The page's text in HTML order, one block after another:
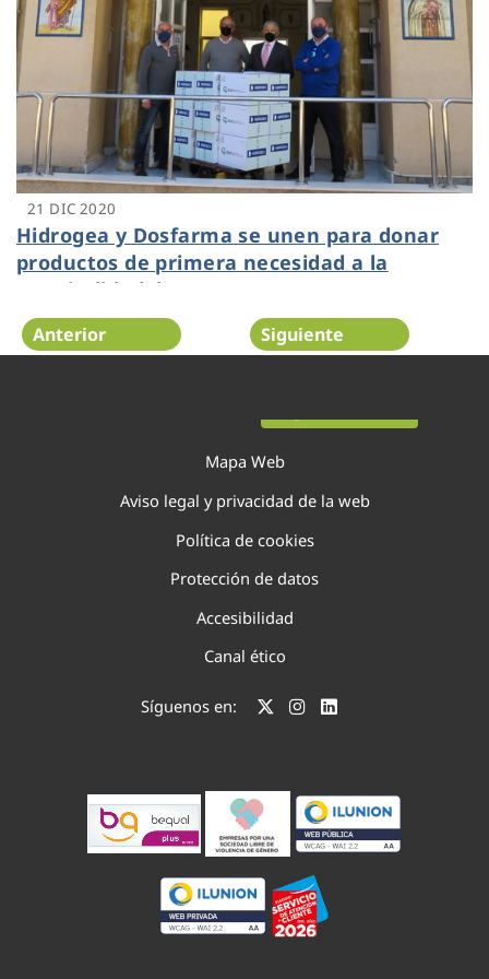
21 DIC 2020
Hidrogea y Dosfarma se unen para donar
productos de primera necesidad a la
Hospitalidad de Santa Teresa
Anterior Siguiente
Mapa Web
Aviso legal y privacidad de la web
Política de cookies
Protección de datos
Accesibilidad
Canal ético
Síguenos en: